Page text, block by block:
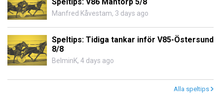
Manfred Kåvestam, 3 days ago
Speltips: Tidiga tankar inför V85-Östersund
8/8
BelminK, 4 days ago
Alla speltips